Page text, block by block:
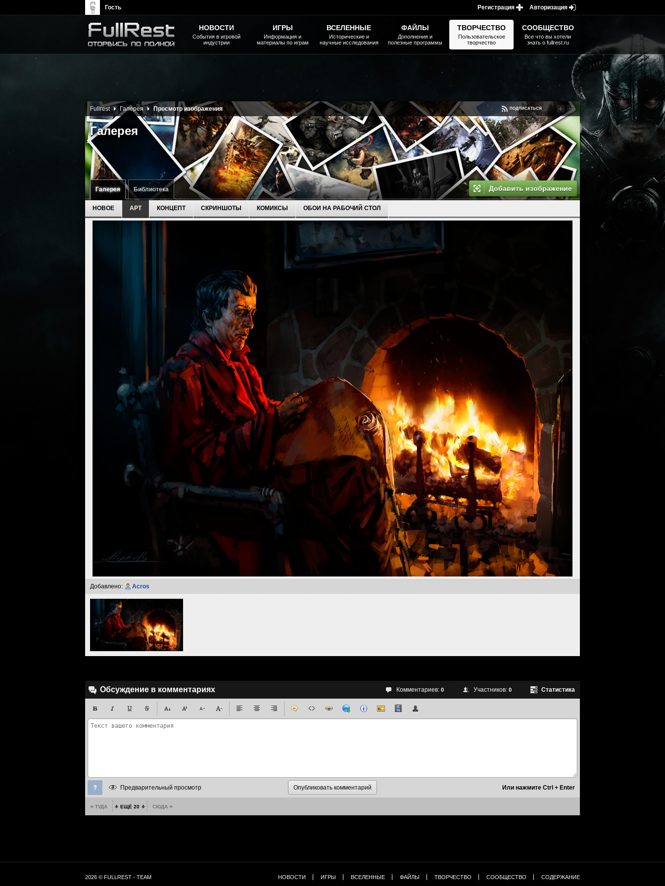
Галерея Библиотека Добавить изображение
Галерея
ПОДПИСАТЬСЯ
Fullrest Галерея Просмотр изображения
НОВОЕ АРТ КОНЦЕПТ СКРИНШОТЫ КОМИКСЫ ОБОИ НА РАБОЧИЙ СТОЛ
Добавлено: Acros
Комментариев: 0 Участников: 0 Статистика
Обсуждение в комментариях
Предварительный просмотр
ТУДА ЕЩЁ 20 СЮДА
НОВОСТИ
События в игровой
индустрии
ИГРЫ
Информация и
материалы по играм
ВСЕЛЕННЫЕ
Исторические и
научные исследования
ФАЙЛЫ
Дополнения и
полезные программы
ТВОРЧЕСТВО
Пользовательское
творчество
СООБЩЕСТВО
Все что вы хотели
знать о fullrest.ru
2026 © FULLREST - TEAM СОДЕРЖАНИЕ
СООБЩЕСТВО
ТВОРЧЕСТВО
ФАЙЛЫ
ВСЕЛЕННЫЕ
ИГРЫ
НОВОСТИ
Авторизация
Регистрация
Гость